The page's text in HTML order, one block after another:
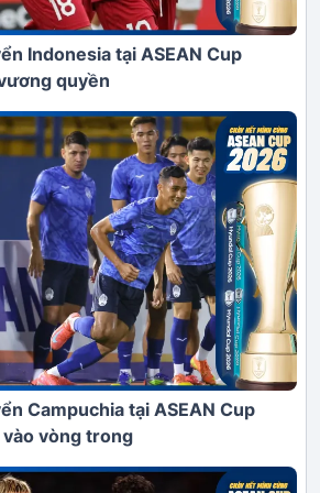
Indonesia tại ASEAN Cup
quyền
Campuchia tại ASEAN Cup
vòng trong